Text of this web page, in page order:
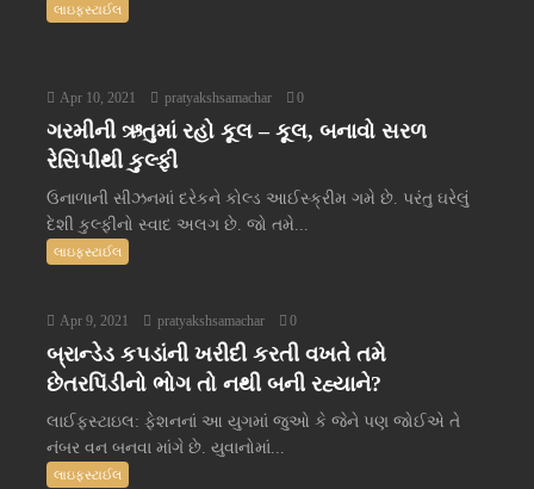
લાઇફસ્ટાઈલ
Apr 10, 2021 pratyakshsamachar 0
ગરમીની ઋતુમાં રહો કૂલ – કૂલ, બનાવો સરળ
રેસિપીથી કુલ્ફી
ઉનાળાની સીઝનમાં દરેકને કોલ્ડ આઈસ્ક્રીમ ગમે છે. પરંતુ ઘરેલું
દેશી કુલ્ફીનો સ્વાદ અલગ છે. જો તમે...
લાઇફસ્ટાઈલ
Apr 9, 2021 pratyakshsamachar 0
બ્રાન્ડેડ કપડાંની ખરીદી કરતી વખતે તમે
છેતરપિંડીનો ભોગ તો નથી બની રહ્યાને?
લાઈફસ્ટાઇલ: ફેશનનાં આ યુગમાં જુઓ કે જેને પણ જોઈએ તે
નંબર વન બનવા માંગે છે. યુવાનોમાં...
લાઇફસ્ટાઈલ